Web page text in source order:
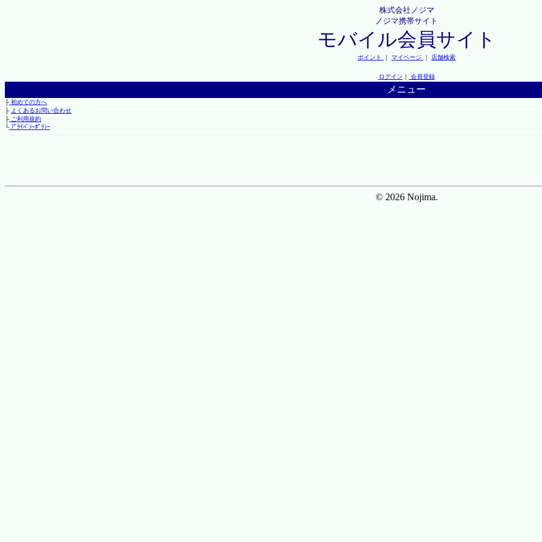
株式会社ノジマ
ノジマ携帯サイト
モバイル会員サイト
ポイント ｜ マイページ ｜ 店舗検索
ログイン ｜ 会員登録
メニュー
├初めての方へ
├ よくあるお問い合わせ
├ご利用規約
└ﾌﾟﾗｲﾊﾞｼｰﾎﾟﾘｼｰ
© 2026 Nojima.